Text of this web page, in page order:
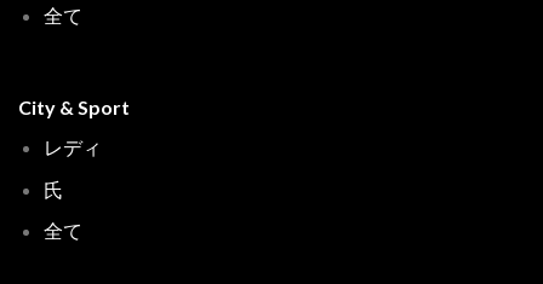
全て
City & Sport
レディ
氏
全て